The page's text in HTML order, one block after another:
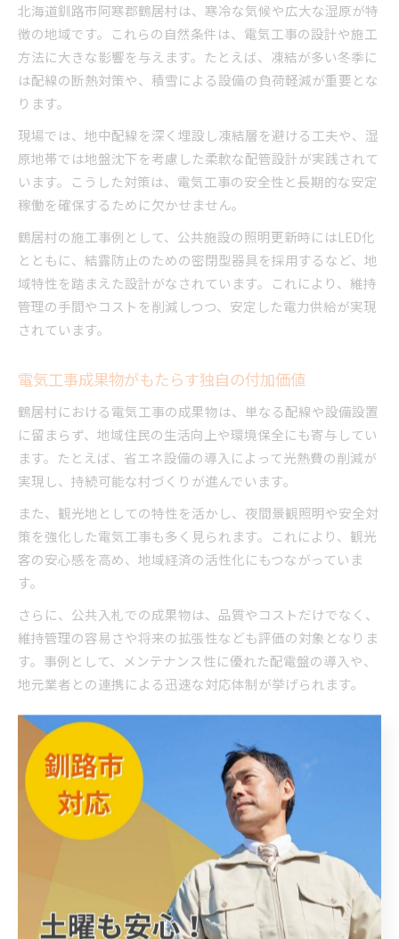
北海道釧路市阿寒郡鶴居村は、寒冷な気候や広大な湿原が特
徴の地域です。これらの自然条件は、電気工事の設計や施工
方法に大きな影響を与えます。たとえば、凍結が多い冬季に
は配線の断熱対策や、積雪による設備の負荷軽減が重要とな
ります。
現場では、地中配線を深く埋設し凍結層を避ける工夫や、湿
原地帯では地盤沈下を考慮した柔軟な配管設計が実践されて
います。こうした対策は、電気工事の安全性と長期的な安定
稼働を確保するために欠かせません。
鶴居村の施工事例として、公共施設の照明更新時にはLED化
とともに、結露防止のための密閉型器具を採用するなど、地
域特性を踏まえた設計がなされています。これにより、維持
管理の手間やコストを削減しつつ、安定した電力供給が実現
されています。
電気工事成果物がもたらす独自の付加価値
鶴居村における電気工事の成果物は、単なる配線や設備設置
に留まらず、地域住民の生活向上や環境保全にも寄与してい
ます。たとえば、省エネ設備の導入によって光熱費の削減が
実現し、持続可能な村づくりが進んでいます。
また、観光地としての特性を活かし、夜間景観照明や安全対
策を強化した電気工事も多く見られます。これにより、観光
客の安心感を高め、地域経済の活性化にもつながっていま
す。
さらに、公共入札での成果物は、品質やコストだけでなく、
維持管理の容易さや将来の拡張性なども評価の対象となりま
す。事例として、メンテナンス性に優れた配電盤の導入や、
地元業者との連携による迅速な対応体制が挙げられます。
鶴居村の自然環境に配慮した電気工事実践
鶴居村は、丹頂鶴をはじめとする貴重な動植物が生息する自
然豊かな地域です。電気工事を行う際には、工事による環境
負荷を最小限に抑える配慮が求められます。例えば、工事中
の騒音や振動を抑制するための作業手順の工夫や、使用機材
また、湿原や森林付近での作業では、重機の進入を制限し、
地表や植生へのダメージを防ぐための養生措置が講じられて